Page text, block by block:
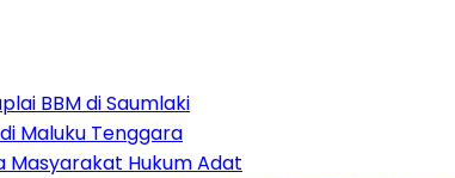
BBM di Saumlaki
Maluku Tenggara
Masyarakat Hukum Adat